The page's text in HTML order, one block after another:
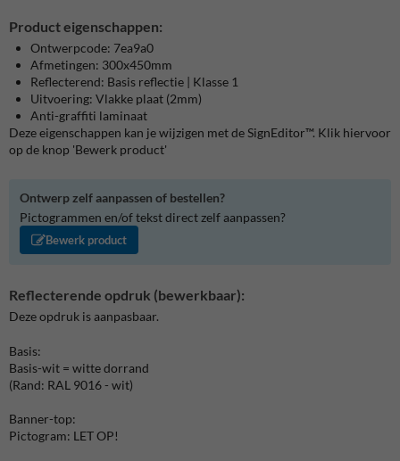
Product eigenschappen:
Ontwerpcode: 7ea9a0
Afmetingen: 300x450mm
Reflecterend: Basis reflectie | Klasse 1
Uitvoering: Vlakke plaat (2mm)
Anti-graffiti laminaat
Deze eigenschappen kan je wijzigen met de SignEditor™. Klik hiervoor
op de knop 'Bewerk product'
Ontwerp zelf aanpassen of bestellen?
Pictogrammen en/of tekst direct zelf aanpassen?
Bewerk product
Reflecterende opdruk (bewerkbaar):
Deze opdruk is aanpasbaar.
Basis:
Basis-wit = witte dorrand
(Rand: RAL 9016 - wit)
Banner-top:
Pictogram: LET OP!